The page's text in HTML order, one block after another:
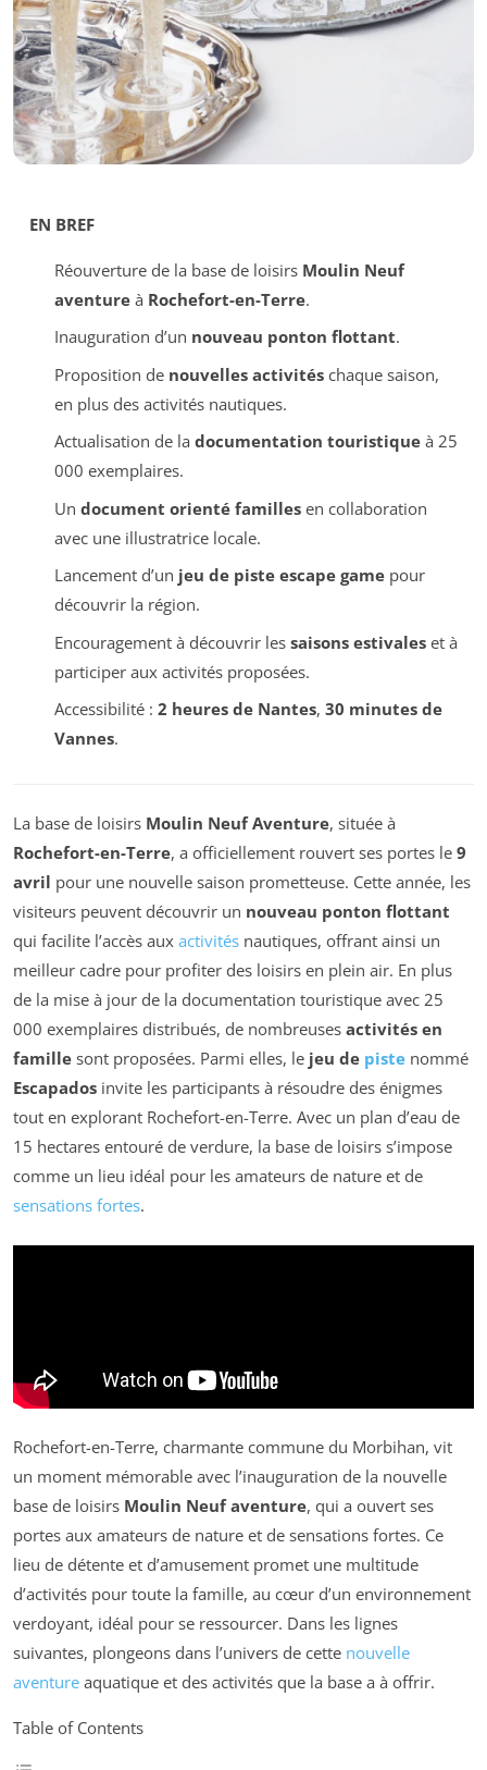
EN BREF
Réouverture de la base de loisirs Moulin Neuf
aventureà Rochefort-en-Terre.
Inauguration d’un nouveau ponton flottant.
Proposition de nouvelles activitéschaque saison,
en plus des activités nautiques.
Actualisation de la documentation touristiqueà 25
000 exemplaires.
Un document orienté famillesen collaboration
avec une illustratrice locale.
Lancement d’un jeu de piste escape gamepour
découvrir la région.
Encouragement à découvrir les saisons estivaleset à
participer aux activités proposées.
Accessibilité : 2 heures de Nantes, 30 minutes de
Vannes.
La base de loisirs Moulin Neuf Aventure, située à
Rochefort-en-Terre, a officiellement rouvert ses portes le 9
avril pour une nouvelle saison prometteuse. Cette année, les
visiteurs peuvent découvrir un nouveau ponton flottant
qui facilite l’accès aux activités nautiques, offrant ainsi un
meilleur cadre pour profiter des loisirs en plein air. En plus
de la mise à jour de la documentation touristique avec 25
000 exemplaires distribués, de nombreuses activités en
famille sont proposées. Parmi elles, le jeu de piste nommé
Escapados invite les participants à résoudre des énigmes
tout en explorant Rochefort-en-Terre. Avec un plan d’eau de
15 hectares entouré de verdure, la base de loisirs s’impose
comme un lieu idéal pour les amateurs de nature et de
sensations fortes.
Rochefort-en-Terre, charmante commune du Morbihan, vit
un moment mémorable avec l’inauguration de la nouvelle
base de loisirs Moulin Neuf aventure, qui a ouvert ses
portes aux amateurs de nature et de sensations fortes. Ce
lieu de détente et d’amusement promet une multitude
d’activités pour toute la famille, au cœur d’un environnement
verdoyant, idéal pour se ressourcer. Dans les lignes
suivantes, plongeons dans l’univers de cette nouvelle
aventure aquatique et des activités que la base a à offrir.
Table of Contents